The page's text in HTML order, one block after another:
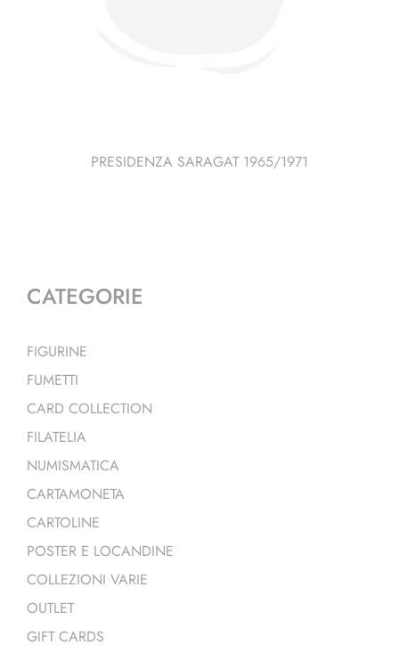
PRESIDENZA SARAGAT 1965/1971
CATEGORIE
FIGURINE
FUMETTI
CARD COLLECTION
FILATELIA
NUMISMATICA
CARTAMONETA
CARTOLINE
POSTER E LOCANDINE
COLLEZIONI VARIE
OUTLET
GIFT CARDS